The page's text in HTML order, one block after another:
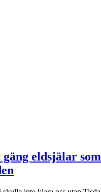
gäng eldsjälar